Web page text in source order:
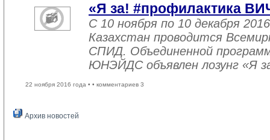
«Я за! #профилактика
С 10 ноября по 10 декабря
Казахстан проводится
СПИД. Объединенной
ЮНЭЙДС объявлен лозунг «Я
22 ноября 2016 года • • комментариев 3
Архив новостей